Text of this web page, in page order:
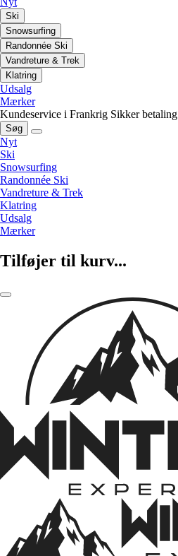
Ski
Snowsurfing
Randonnée Ski
Vandreture & Trek
Klatring
Udsalg
Mærker
Kundeservice i Frankrig Sikker betaling
Søg
Nyt
Ski
Snowsurfing
Randonnée Ski
Vandreture & Trek
Klatring
Udsalg
Mærker
Tilføjer til kurv...